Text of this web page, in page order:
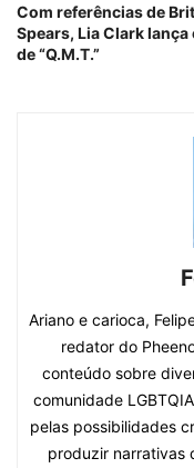
Com referências de
Spears, Lia Clark lança
de “Q.M.T.”
Ariano e carioca,
redator do
conteúdo sobre
comunidade
pelas possibilidades
produzir narrativas